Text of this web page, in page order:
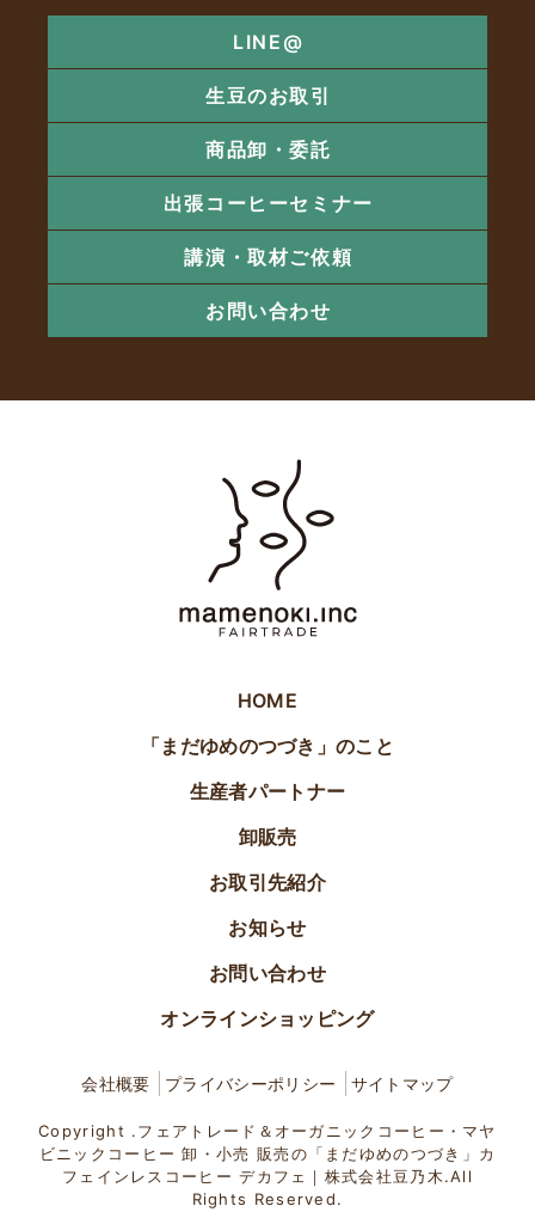
LINE@
生豆のお取引
商品卸・委託
出張コーヒーセミナー
講演・取材ご依頼
お問い合わせ
HOME
「まだゆめのつづき」のこと
生産者パートナー
卸販売
お取引先紹介
お知らせ
お問い合わせ
オンラインショッピング
会社概要 プライバシーポリシー サイトマップ
Copyright .フェアトレード＆オーガニックコーヒー・マヤ
ビニックコーヒー 卸・小売 販売の「まだゆめのつづき」カ
フェインレスコーヒー デカフェ｜株式会社豆乃木.All
Rights Reserved.